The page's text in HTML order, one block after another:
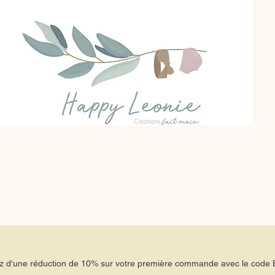
d'une réduction de 10% sur votre première commande avec le code